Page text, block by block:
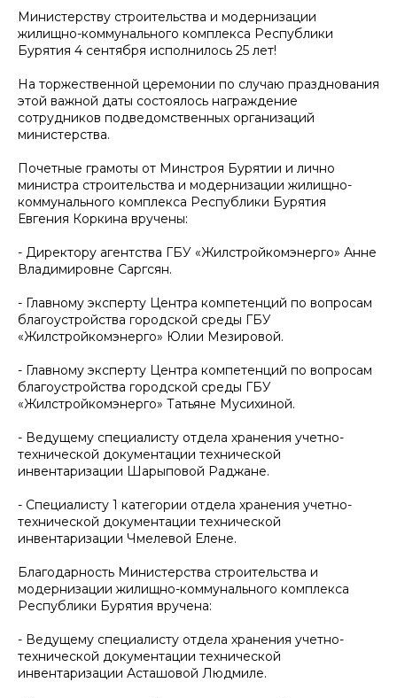
Министерству строительства и модернизации
жилищно-коммунального комплекса Республики
Бурятия 4 сентября исполнилось 25 лет!
На торжественной церемонии по случаю празднования
этой важной даты состоялось награждение
сотрудников подведомственных организаций
министерства.
Почетные грамоты от Минстроя Бурятии и лично
министра строительства и модернизации жилищно-
коммунального комплекса Республики Бурятия
Евгения Коркина вручены:
- Директору агентства ГБУ «Жилстройкомэнерго» Анне
Владимировне Саргсян.
- Главному эксперту Центра компетенций по вопросам
благоустройства городской среды ГБУ
«Жилстройкомэнерго» Юлии Мезировой.
- Главному эксперту Центра компетенций по вопросам
благоустройства городской среды ГБУ
«Жилстройкомэнерго» Татьяне Мусихиной.
- Ведущему специалисту отдела хранения учетно-
технической документации технической
инвентаризации Шарыповой Раджане.
- Специалисту 1 категории отдела хранения учетно-
технической документации технической
инвентаризации Чмелевой Елене.
Благодарность Министерства строительства и
модернизации жилищно-коммунального комплекса
Республики Бурятия вручена:
- Ведущему специалисту отдела хранения учетно-
технической документации технической
инвентаризации Асташовой Людмиле.